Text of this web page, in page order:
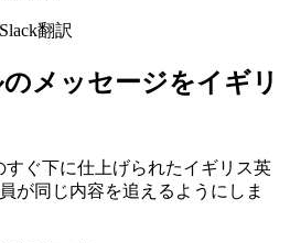
翻訳
メッセージをイギリ
すぐ下に仕上げられたイギリス英
が同じ内容を追えるようにしま